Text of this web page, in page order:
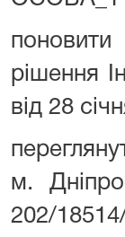
рішення
від 28
м.
202/